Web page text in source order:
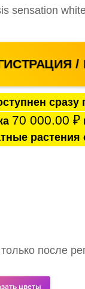
sensation
/
сразу
70 000.00 ₽
растения
после
цветы